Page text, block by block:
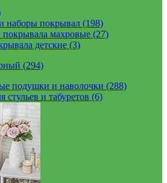
наборы покрывал (198)
махровые (27)
детские (3)
(294)
подушки и наволочки (288)
стульев и табуретов (6)